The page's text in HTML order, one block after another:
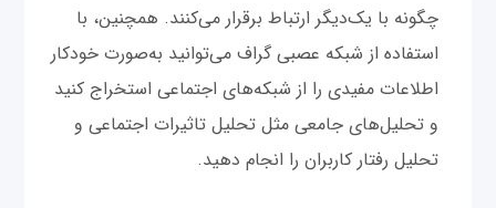
چگونه با یک‌دیگر ارتباط برقرار می‌کنند. همچنین، با
استفاده از شبکه عصبی گراف می‌توانید به‌صورت خودکار
اطلاعات مفیدی را از شبکه‌های اجتماعی استخراج کنید
و تحلیل‌های جامعی مثل تحلیل تاثیرات اجتماعی و
تحلیل رفتار کاربران را انجام دهید.